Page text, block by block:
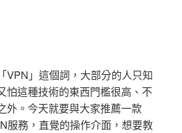
VPN」這個詞，大部分的人只知
怕這種技術的東西門檻很高、不
外。今天就要與大家推薦一款
服務，直覺的操作介面，想要教